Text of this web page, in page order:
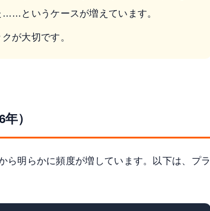
というケースが増えています。
が大切です。
）
ら明らかに頻度が増しています。以下は、プラ